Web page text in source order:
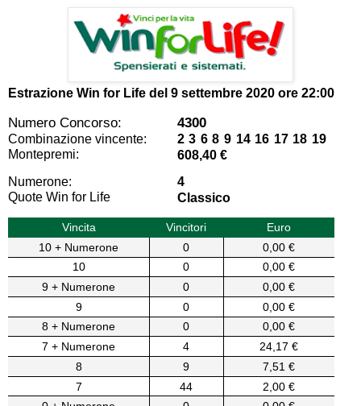
Estrazione Win for Life del 9 settembre 2020 ore 22:00
Numero Concorso: 4300
Combinazione vincente:
2 3 6 8 9 14 16 17 18 19
Montepremi:
608,40 €
Numerone:
4
Quote Win for Life
Classico
Vincita Vincitori
Euro
10 + Numerone
0
0,00 €
10
0
0,00 €
9 + Numerone
0
0,00 €
9
0
0,00 €
8 + Numerone
0
0,00 €
7 + Numerone
4
24,17 €
8
9
7,51 €
7
44
2,00 €